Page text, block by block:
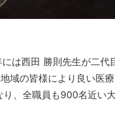
は西田 勝則先生が二代
域の皆様により良い医
、全職員も900名近い